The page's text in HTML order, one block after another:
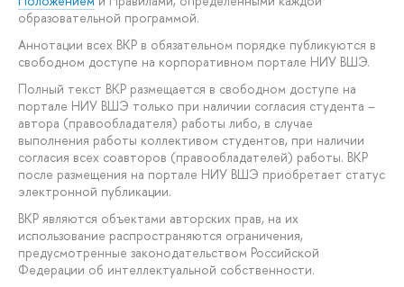
образовательной программой.
Аннотации всех ВКР в обязательном порядке публикуются в
свободном доступе на корпоративном портале НИУ ВШЭ.
Полный текст ВКР размещается в свободном доступе на
портале НИУ ВШЭ только при наличии согласия студента –
автора (правообладателя) работы либо, в случае
выполнения работы коллективом студентов, при наличии
согласия всех соавторов (правообладателей) работы. ВКР
после размещения на портале НИУ ВШЭ приобретает статус
электронной публикации.
ВКР являются объектами авторских прав, на их
использование распространяются ограничения,
предусмотренные законодательством Российской
Федерации об интеллектуальной собственности.